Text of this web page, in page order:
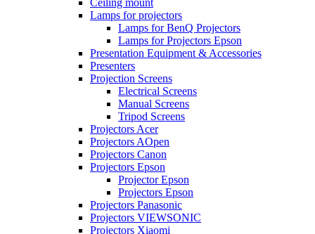
Ceiling mount
Lamps for projectors
Lamps for BenQ Projectors
Lamps for Projectors Epson
Presentation Equipment & Accessories
Presenters
Projection Screens
Electrical Screens
Manual Screens
Tripod Screens
Projectors Acer
Projectors AOpen
Projectors Canon
Projectors Epson
Projector Epson
Projectors Epson
Projectors Panasonic
Projectors VIEWSONIC
Projectors Xiaomi